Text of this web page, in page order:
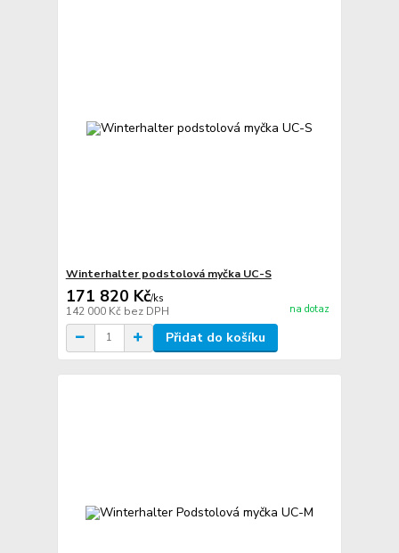
Winterhalter podstolová myčka UC-S
171 820 Kč/ks
142 000 Kč bez DPH na dotaz
Přidat do košíku